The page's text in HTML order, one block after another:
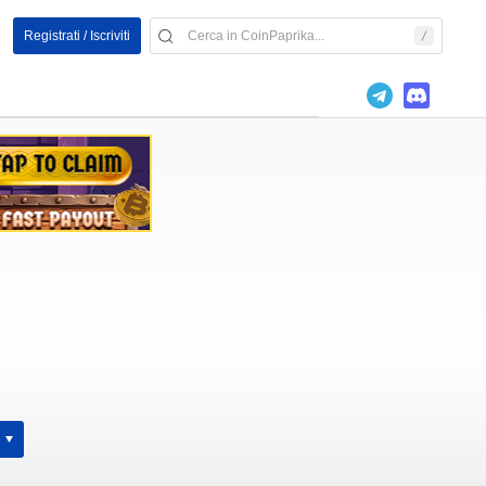
Registrati / Iscriviti